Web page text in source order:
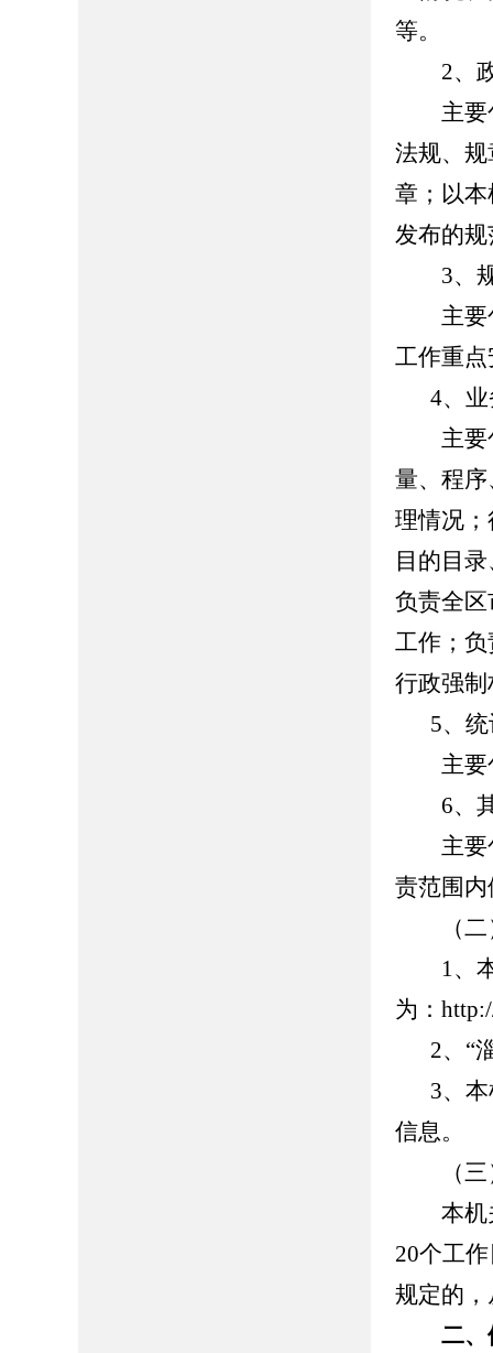
等。
2、政
主要包
法规、
章；以
发布的
3、规
主要包
工作重
4、
主要包
量、程
理情况
目的目
负责全
工作；
行政强
5、
主要包
6、
主要包
责范围
（二
1、本
为：
2、“
3、
信息
（三
本机关
20个工
规定的
二